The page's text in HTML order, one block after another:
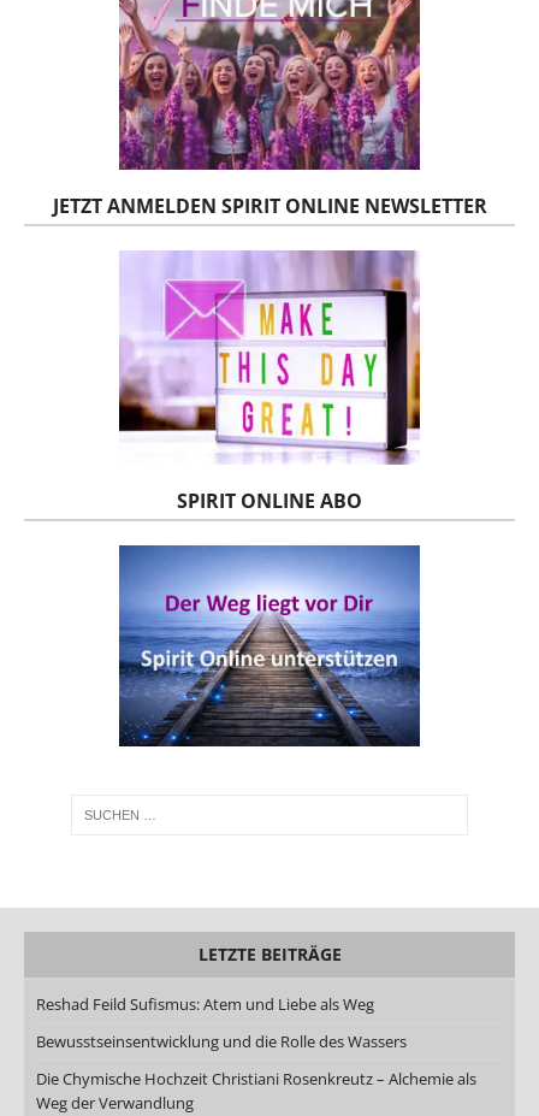
JETZT ANMELDEN SPIRIT ONLINE NEWSLETTER
SPIRIT ONLINE ABO
LETZTE BEITRÄGE
Reshad Feild Sufismus: Atem und Liebe als Weg
Bewusstseinsentwicklung und die Rolle des Wassers
Die Chymische Hochzeit Christiani Rosenkreutz – Alchemie als
Weg der Verwandlung